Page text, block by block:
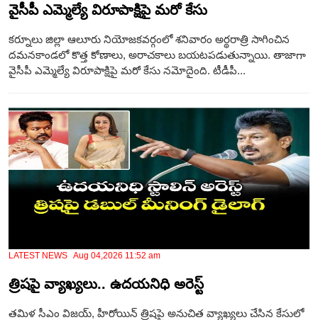
వైసీపీ ఎమ్మెల్యే విరూపాక్షిపై మరో కేసు
కర్నూలు జిల్లా ఆలూరు నియోజకవర్గంలో శనివారం అర్థరాత్రి సాగించిన
దమనకాండలో కొత్త కోణాలు, అరాచకాలు బయటపడుతున్నాయి. తాజాగా
వైసీపీ ఎమ్మెల్యే విరూపాక్షిపై మరో కేసు నమోదైంది. టీడీపీ...
LATEST NEWS Aug 04,2026 11:52 am
త్రిషపై వ్యాఖ్యలు.. ఉదయనిధి అరెస్ట్
తమిళ సీఎం విజయ్, హీరోయిన్ త్రిషపై అనుచిత వ్యాఖ్యలు చేసిన కేసులో